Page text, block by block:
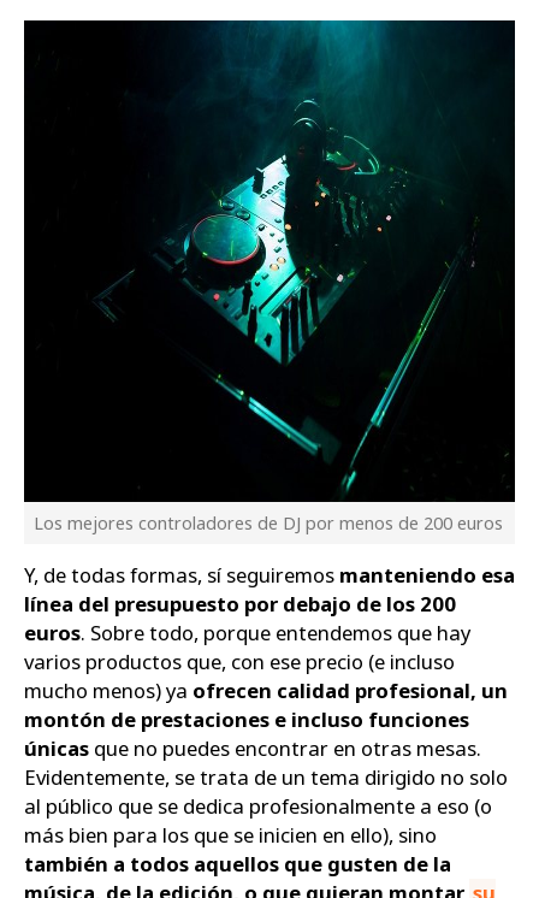
Los mejores controladores de DJ por menos de 200 euros
Y, de todas formas, sí seguiremos manteniendo esa
línea del presupuesto por debajo de los 200
euros. Sobre todo, porque entendemos que hay
varios productos que, con ese precio (e incluso
mucho menos) ya ofrecen calidad profesional, un
montón de prestaciones e incluso funciones
únicas que no puedes encontrar en otras mesas.
Evidentemente, se trata de un tema dirigido no solo
al público que se dedica profesionalmente a eso (o
más bien para los que se inicien en ello), sino
también a todos aquellos que gusten de la